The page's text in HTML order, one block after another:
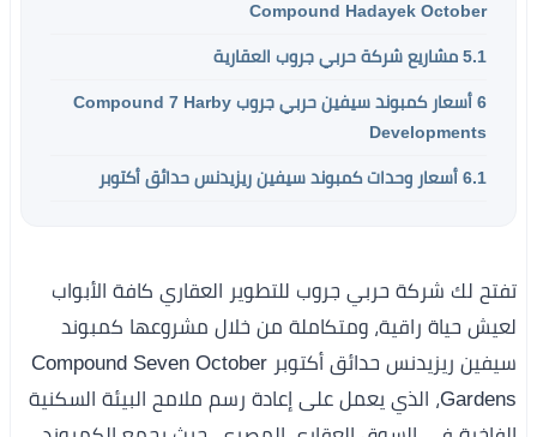
Compound Hadayek October
5.1 مشاريع شركة حربي جروب العقارية
6
أسعار كمبوند سيفين حربي جروب Compound 7 Harby
Developments
6.1 أسعار وحدات كمبوند سيفين ريزيدنس حدائق أكتوبر
تفتح لك شركة حربي جروب للتطوير العقاري كافة الأبواب
لعيش حياة راقية، ومتكاملة من خلال مشروعها كمبوند
سيفين ريزيدنس حدائق أكتوبر Compound Seven October
Gardens، الذي يعمل على إعادة رسم ملامح البيئة السكنية